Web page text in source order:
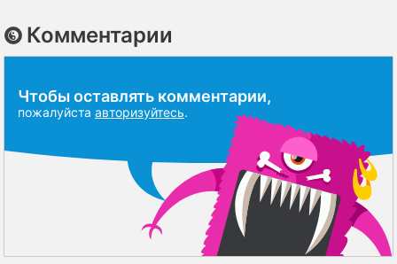
Комментарии
Чтобы оставлять комментарии,
пожалуйста авторизуйтесь.